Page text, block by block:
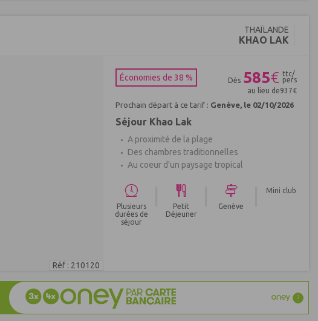
THAÏLANDE
KHAO LAK
Réf : 210120
Économies de 38 % Dès 585€ ttc/
pers
au lieu de937€
Prochain départ à ce tarif : Genève, le 02/10/2026
Séjour Khao Lak
A proximité de la plage
Des chambres traditionnelles
Au coeur d'un paysage tropical
Plusieurs
durées de
séjour
Petit
Déjeuner
Genève
Mini club
?